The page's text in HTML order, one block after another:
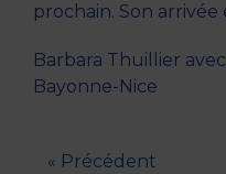
prochain. Son
Barbara Thuillier
Bayonne-Nice
« Précédent